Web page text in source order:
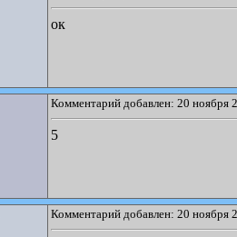
ок
Комментарий добавлен: 20 ноября
5
Комментарий добавлен: 20 ноября